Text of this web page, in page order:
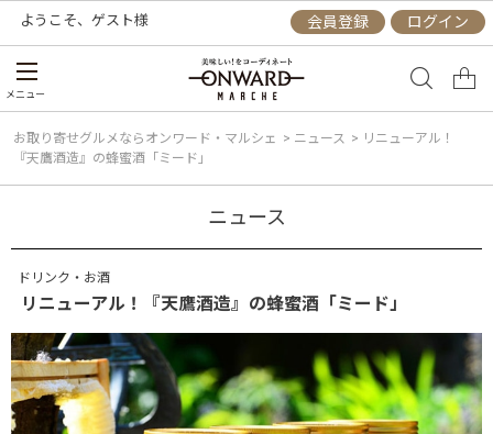
ようこそ、 ゲスト様 会員登録 ログイン
メニュー
お取り寄せグルメならオンワード・マルシェ > ニュース > リニューアル！
『天鷹酒造』の蜂蜜酒「ミード」
ニュース
ドリンク・お酒
リニューアル！『天鷹酒造』の蜂蜜酒「ミード」